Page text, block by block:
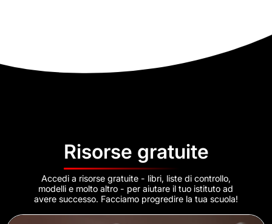
Risorse gratuite
Accedi a risorse gratuite - libri, liste di controllo,
modelli e molto altro - per aiutare il tuo istituto ad
avere successo. Facciamo progredire la tua scuola!